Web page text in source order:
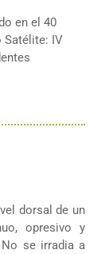
en el 40
Satélite: IV
dorsal de un
opresivo y
se irradia a